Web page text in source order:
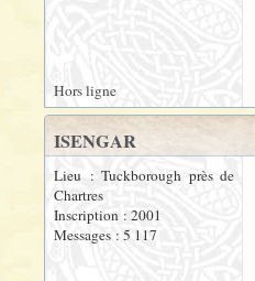
Hors ligne
ISENGAR
Lieu : Tuckborough près de
Chartres
Inscription : 2001
Messages : 5 117